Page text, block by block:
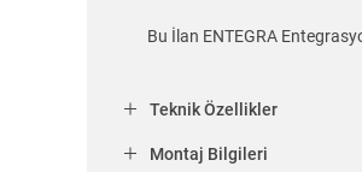
Bu İlan ENTEGRA
Teknik Özellikler
Montaj Bilgileri